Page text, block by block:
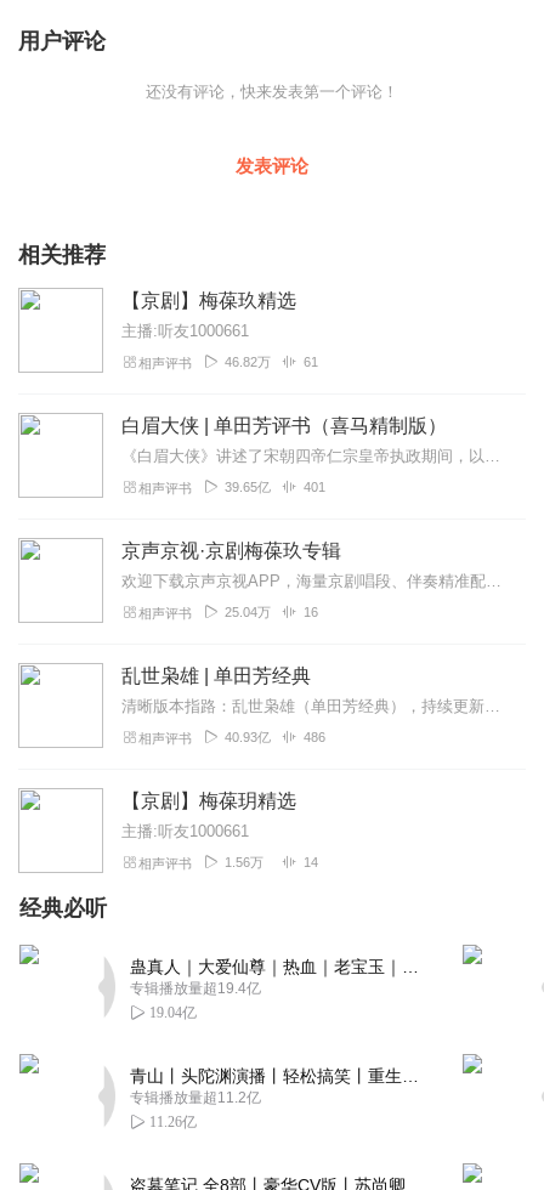
用户评论
还没有评论，快来发表第一个评论！
发表评论
相关推荐
【京剧】梅葆玖精选
主播:听友1000661
相声评书 46.82万 61
白眉大侠 | 单田芳评书（喜马精制版）
《白眉大侠》讲述了宋朝四帝仁宗皇帝执政期间，以徐良、白云瑞为书胆，包括七侠、大五义、小五义、小七杰等众开封府校尉，在八王赵德芳、包拯、颜查散等清官的支持下，为保...
相声评书 39.65亿 401
京声京视·京剧梅葆玖专辑
欢迎下载京声京视APP，海量京剧唱段、伴奏精准配词，珍贵京剧录像免费畅看。...
相声评书 25.04万 16
乱世枭雄 | 单田芳经典
清晰版本指路：乱世枭雄（单田芳经典），持续更新中《乱世枭雄》讲的是东北王张作霖和其子少帅张学良的传奇故事，是著名评书艺术家单田芳先生根据大量的历史材料和广为流传...
相声评书 40.93亿 486
【京剧】梅葆玥精选
主播:听友1000661
相声评书 1.56万 14
经典必听
专辑播放量超19.4亿
19.04亿
专辑播放量超11.2亿
11.26亿